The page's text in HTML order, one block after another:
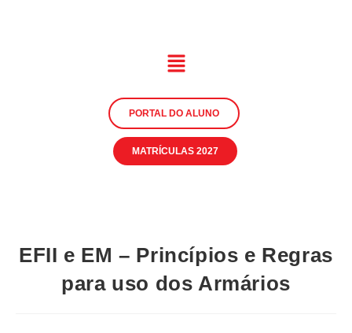
PORTAL DO ALUNO
MATRÍCULAS 2027
EFII e EM – Princípios e Regras
para uso dos Armários